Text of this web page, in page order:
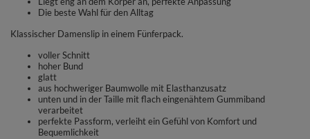
Die beste Wahl für den Alltag
Klassischer Damenslip in einem Fünferpack.
voller Schnitt
hoher Bund
glatt
aus hochweriger Baumwolle mit Elasthanzusatz
unten und in der Taille mit flach eingenähtem Gummiband
verarbeitet
perfekte Passform, verleiht ein Gefühl von Komfort und
Bequemlichkeit